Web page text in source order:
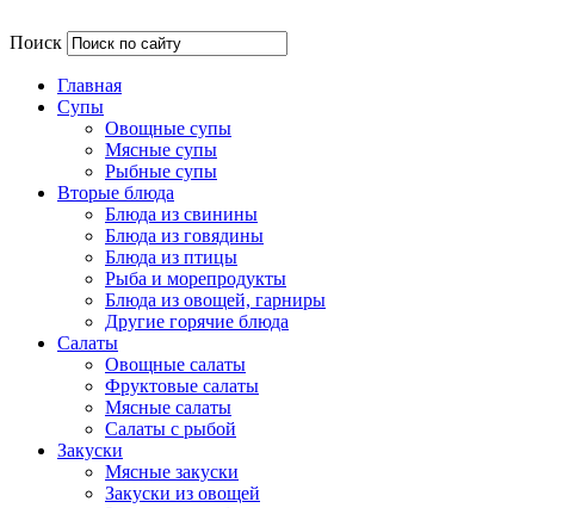
Поиск
Главная
Супы
Овощные супы
Мясные супы
Рыбные супы
Вторые блюда
Блюда из свинины
Блюда из говядины
Блюда из птицы
Рыба и морепродукты
Блюда из овощей, гарниры
Другие горячие блюда
Салаты
Овощные салаты
Фруктовые салаты
Мясные салаты
Салаты с рыбой
Закуски
Мясные закуски
Закуски из овощей